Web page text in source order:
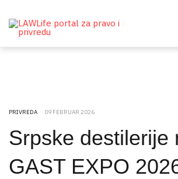
PRIVREDA 09 FEBRUAR 2026
Srpske destilerije
GAST EXPO